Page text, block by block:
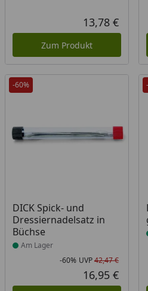
13,78 €
Zum Produkt
-60%
DICK Spick- und
Dressiernadelsatz in
Büchse
Produkt am Lager
Am Lager
Rabatt
-60% UVP42,47 €
16,95 €